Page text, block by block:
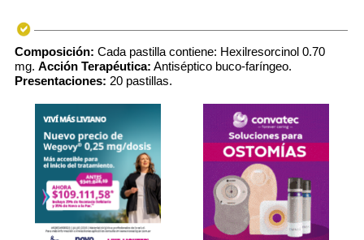
Composición: Cada pastilla contiene: Hexilresorcinol 0.70
mg. Acción Terapéutica: Antiséptico buco-faríngeo.
Presentaciones: 20 pastillas.